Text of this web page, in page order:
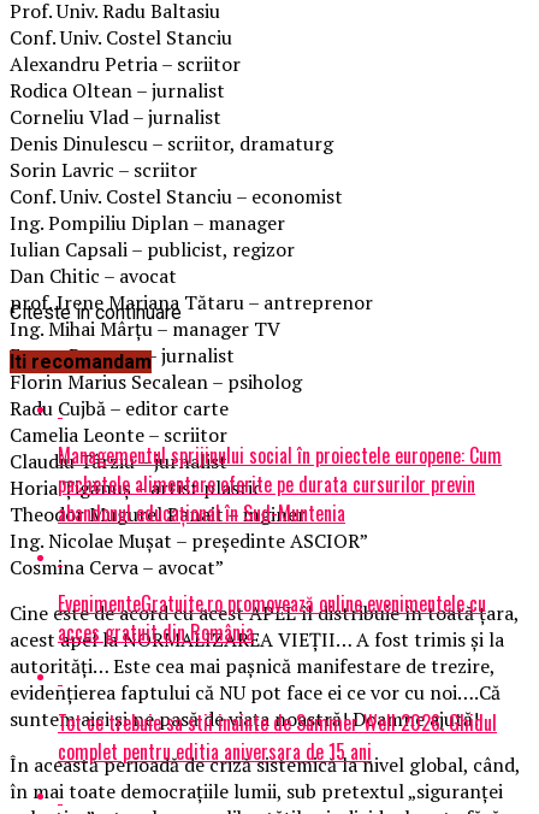
Prof. Univ. Radu Baltasiu
Conf. Univ. Costel Stanciu
Alexandru Petria – scriitor
Rodica Oltean – jurnalist
Corneliu Vlad – jurnalist
Denis Dinulescu – scriitor, dramaturg
Sorin Lavric – scriitor
Conf. Univ. Costel Stanciu – economist
Ing. Pompiliu Diplan – manager
Iulian Capsali – publicist, regizor
Dan Chitic – avocat
prof. Irene Mariana Tătaru – antreprenor
Ing. Mihai Mârțu – manager TV
Eugen Popescu – jurnalist
Florin Marius Secalean – psiholog
Radu Cujbă – editor carte
Camelia Leonte – scriitor
Claudiu Târziu – jurnalist
Horia Țigănuș – artist plastic
Theodor Mugurel Panait – inginer
Ing. Nicolae Mușat – președinte ASCIOR”
Cosmina Cerva – avocat”
Cine este de acord cu acest APEL îl distribuie în toată țara,
acest apel la NORMALIZAREA VIEȚII… A fost trimis și la
autorități… Este cea mai pașnică manifestare de trezire,
evidențierea faptului că NU pot face ei ce vor cu noi….Că
suntem aici și ne pasă de viața noastră! Doamne ajută!
În această perioadă de criză sistemică la nivel global, când,
în mai toate democrațiile lumii, sub pretextul „siguranței
Citeste in continuare
Iti recomandam
Managementul sprijinului social în proiectele europene: Cum
pachetele alimentare oferite pe durata cursurilor previn
abandonul educațional în Sud-Muntenia
EvenimenteGratuite.ro promovează online evenimentele cu
acces gratuit din România
Tot ce trebuie sa stii inainte de Summer Well 2026. Ghidul
complet pentru editia aniversara de 15 ani